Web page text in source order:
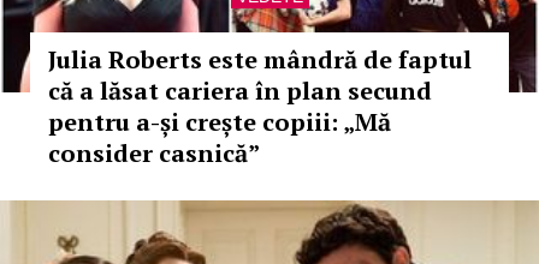
Julia Roberts este mândră de faptul
că a lăsat cariera în plan secund
pentru a-și crește copiii: „Mă
consider casnică”